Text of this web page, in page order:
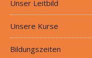
Unser Leitbild
Unsere Kurse
Bildungszeiten